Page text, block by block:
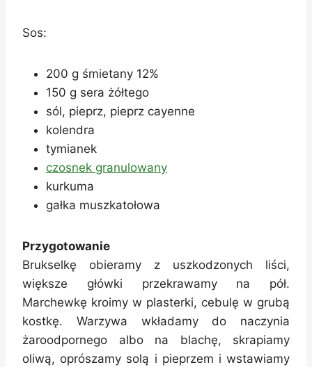
Sos:
200 g śmietany 12%
150 g sera żółtego
sól, pieprz, pieprz cayenne
kolendra
tymianek
czosnek granulowany
kurkuma
gałka muszkatołowa
Przygotowanie
Brukselkę obieramy z uszkodzonych liści,
większe główki przekrawamy na pół.
Marchewkę kroimy w plasterki, cebulę w grubą
kostkę. Warzywa wkładamy do naczynia
żaroodpornego albo na blachę, skrapiamy
oliwą, oprószamy solą i pieprzem i wstawiamy